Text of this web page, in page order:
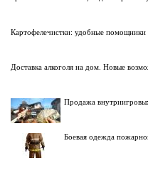
Картофелечистки: удобные помощники
Доставка алкоголя на дом. Новые
Продажа
Боевая одежда